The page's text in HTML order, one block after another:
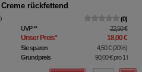
Creme rückfettend
0
UVP** 22,50 €
Unser Preis* 18,00 €
Sie sparen 4,50 €(20%)
Grundpreis
90,00 €pro 1 l